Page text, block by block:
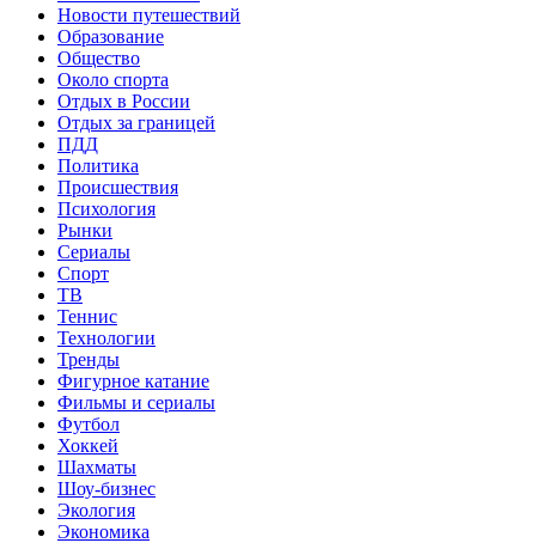
Новости путешествий
Образование
Общество
Около спорта
Отдых в России
Отдых за границей
ПДД
Политика
Происшествия
Психология
Рынки
Сериалы
Спорт
ТВ
Теннис
Технологии
Тренды
Фигурное катание
Фильмы и сериалы
Футбол
Хоккей
Шахматы
Шоу-бизнес
Экология
Экономика